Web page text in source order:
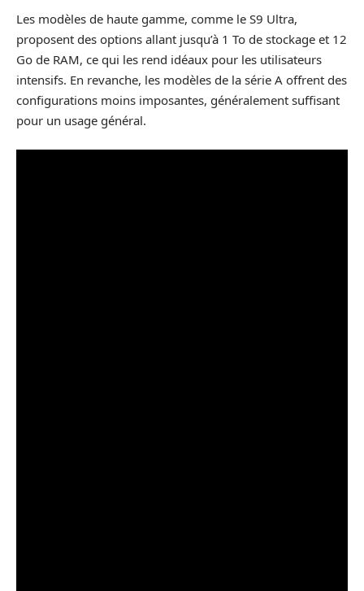
Les modèles de haute gamme, comme le S9 Ultra,
proposent des options allant jusqu’à 1 To de stockage et 12
Go de RAM, ce qui les rend idéaux pour les utilisateurs
intensifs. En revanche, les modèles de la série A offrent des
configurations moins imposantes, généralement suffisant
pour un usage général.